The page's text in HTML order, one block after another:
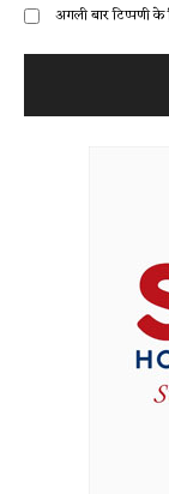
अगली बार टिप्पणी